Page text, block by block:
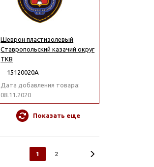
Шеврон пластизолевый
Ставропольский казачий округ
ТКВ
15120020А
Дата добавления товара:
08.11.2020
Показать еще
1 2